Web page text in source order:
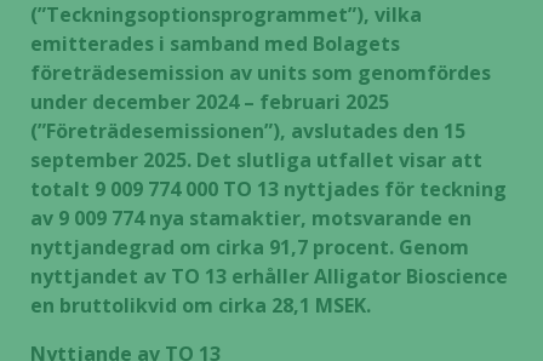
(”Teckningsoptionsprogrammet”), vilka
emitterades i samband med Bolagets
företrädesemission av units som genomfördes
under december 2024 – februari 2025
(”Företrädesemissionen”), avslutades den 15
september 2025. Det slutliga utfallet visar att
totalt 9 009 774 000 TO 13 nyttjades för teckning
av 9 009 774 nya stamaktier, motsvarande en
nyttjandegrad om cirka 91,7 procent. Genom
nyttjandet av TO 13 erhåller Alligator Bioscience
en bruttolikvid om cirka 28,1 MSEK.
Nyttjande av TO 13